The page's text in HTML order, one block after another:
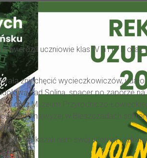
twierdzili uczniowie klas IV a i IV b oraz
zniechęcić wycieczkowiczów,
nad Soliną, spacer po zaporze
oraz Muzeum Przyrodniczo-
najwyżej w Bieszczadach
pokazali nam swój internat i